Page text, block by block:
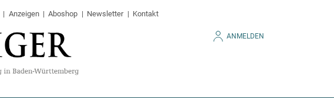
Anzeigen Aboshop Newsletter Kontakt
ANMELDEN